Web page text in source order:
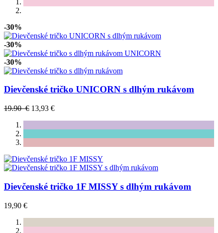
-30%
-30%
-30%
Dievčenské tričko UNICORN s dlhým rukávom
19.90 € 13,93 €
Dievčenské tričko 1F MISSY s dlhým rukávom
19,90 €